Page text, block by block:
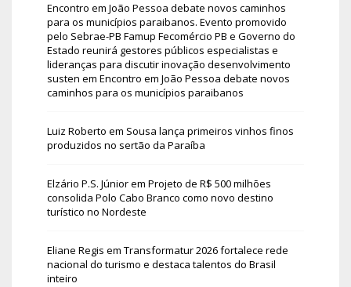
Encontro em João Pessoa debate novos caminhos
para os municípios paraibanos. Evento promovido
pelo Sebrae-PB Famup Fecomércio PB e Governo do
Estado reunirá gestores públicos especialistas e
lideranças para discutir inovação desenvolvimento
susten em Encontro em João Pessoa debate novos
caminhos para os municípios paraibanos
Luiz Roberto em Sousa lança primeiros vinhos finos
produzidos no sertão da Paraíba
Elzário P.S. Júniorem Projeto de R$ 500 milhões
consolida Polo Cabo Branco como novo destino
turístico no Nordeste
Eliane Regis em Transformatur 2026 fortalece rede
nacional do turismo e destaca talentos do Brasil
inteiro